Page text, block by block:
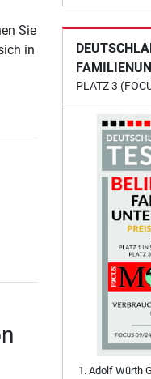
Sie
in
PLATZ 3
Adolf Würth